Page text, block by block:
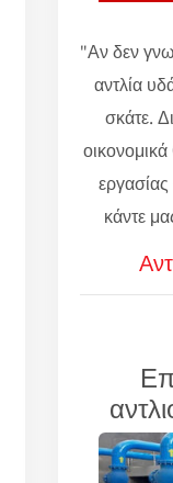
"Αν δεν
αντλία
σκάτε.
κάντε